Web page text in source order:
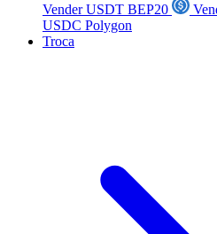
Vender USDT BEP20
USDC Polygon
Troca